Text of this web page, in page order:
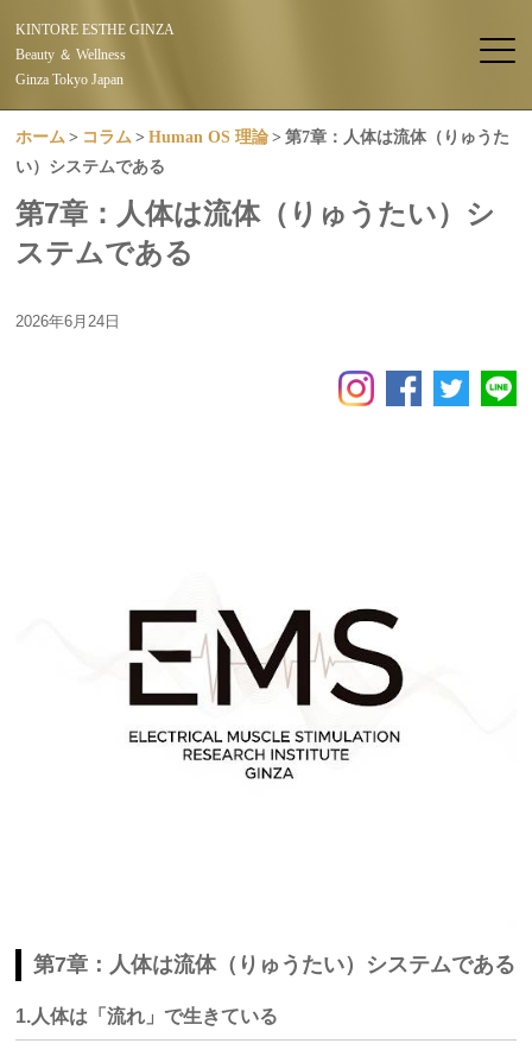
KINTORE ESTHE GINZA
Beauty ＆ Wellness
Ginza Tokyo Japan
ホーム コラム Human OS 理論
第7章：人体は流体（りゅうた
い）システムである
第7章：人体は流体（りゅうたい）シ
ステムである
2026年6月24日
第7章：人体は流体（りゅうたい）システムである
1.人体は「流れ」で生きている